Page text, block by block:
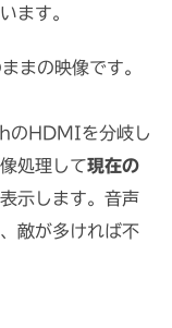
ます。
まの映像です。
のHDMIを分岐し
処理して現在の
示します。音声
敵が多ければ不